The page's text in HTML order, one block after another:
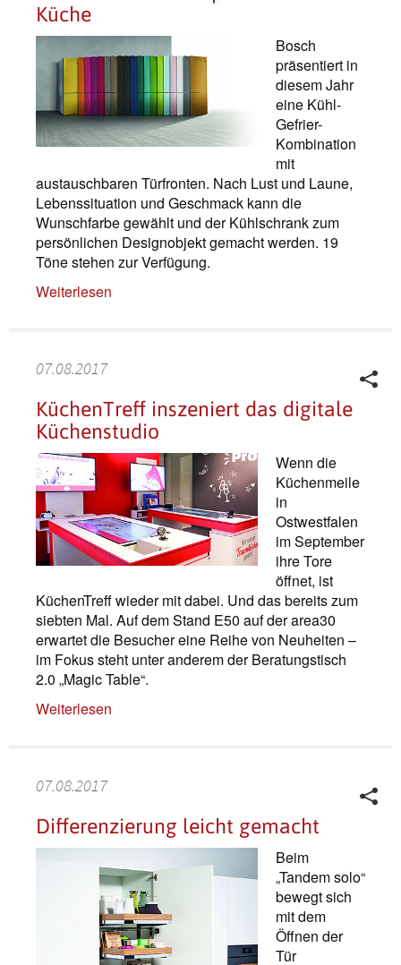
Küche
Bosch
präsentiert in
diesem Jahr
eine Kühl-
Gefrier-
Kombination
mit
austauschbaren Türfronten. Nach Lust und Laune,
Lebenssituation und Geschmack kann die
Wunschfarbe gewählt und der Kühlschrank zum
persönlichen Designobjekt gemacht werden. 19
Töne stehen zur Verfügung.
Weiterlesen
07.08.2017
KüchenTreff inszeniert das digitale
Küchenstudio
Wenn die
Küchenmeile
in
Ostwestfalen
im September
ihre Tore
öffnet, ist
KüchenTreff wieder mit dabei. Und das bereits zum
siebten Mal. Auf dem Stand E50 auf der area30
erwartet die Besucher eine Reihe von Neuheiten –
im Fokus steht unter anderem der Beratungstisch
2.0 „Magic Table“.
Weiterlesen
07.08.2017
Differenzierung leicht gemacht
Beim
„Tandem solo“
bewegt sich
mit dem
Öffnen der
Tür